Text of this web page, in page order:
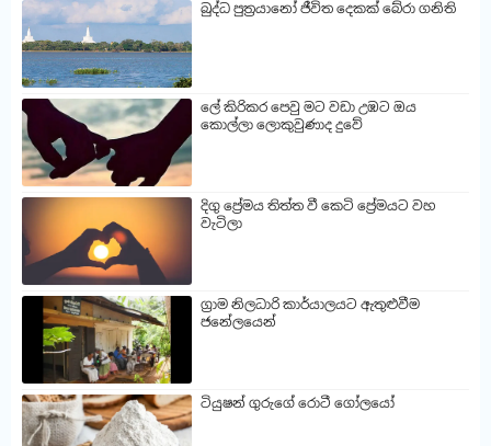
බුද්ධ පුත්‍රයානෝ ජීවිත දෙකක් බේරා ගනිති
ලේ කිරිකර පෙවු මට වඩා උඹට ඔය
කොල්ලා ලොකුවුණාද දුවේ
දිගු ප්‍රේමය තිත්ත වී කෙටි ප්‍රේමයට වහ
වැටිලා
ග්‍රාම නිලධාරි කාර්යාලයට ඇතුළුවීම
ජනේලයෙන්
ටියුෂන් ගුරුගේ රොටී ගෝලයෝ